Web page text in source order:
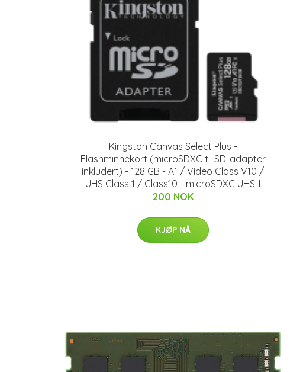
Kingston Canvas Select Plus -
Flashminnekort (microSDXC til SD-adapter
inkludert) - 128 GB - A1 / Video Class V10 /
UHS Class 1 / Class10 - microSDXC UHS-I
200 NOK
KJØP NÅ